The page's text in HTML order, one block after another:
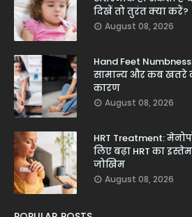
दिखें तो तुरंत क्या करें?
August 08, 2026
Hand Feet
सामान्य और कब खतरे
कारण
August 08, 2026
HRT Treatment:
लिए बढ़ा HRT का
जोखिम
August 08, 2026